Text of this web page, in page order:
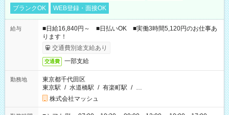
ブランクOK
WEB登録・面接OK
給与
■日給16,840円～ ■日払いOK ■実働3時間5,120円のお仕事あ
ります！
交通費別途支給あり
交通費 一部支給
勤務地
東京都千代田区
東京駅 / 水道橋駅 / 有楽町駅 / …
株式会社マッシュ